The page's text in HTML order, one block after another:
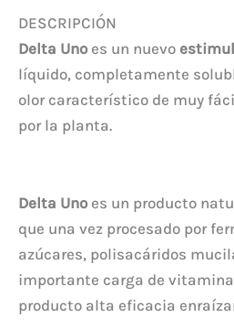
DESCRIPCIÓN
Delta Uno es un nuevo
líquido, completamente
olor característico de muy
por la planta.
Delta Uno es un producto
que una vez procesado por
azúcares, polisacáridos
importante carga de
producto alta eficacia